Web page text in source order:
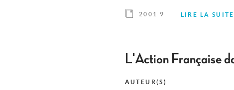
2001 9 LIRE LA SUITE
L'Action Française
AUTEUR(S)